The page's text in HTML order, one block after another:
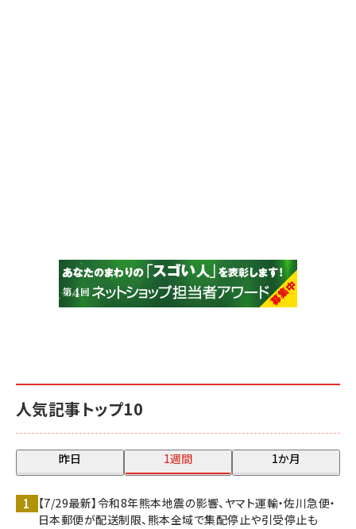
人気記事トップ10
昨日 1週間 1か月
【7/29最新】令和8年熊本地震の影響、ヤマト運輸・佐川急便・
日本郵便が配送制限、熊本全域で集配停止や引受停止も